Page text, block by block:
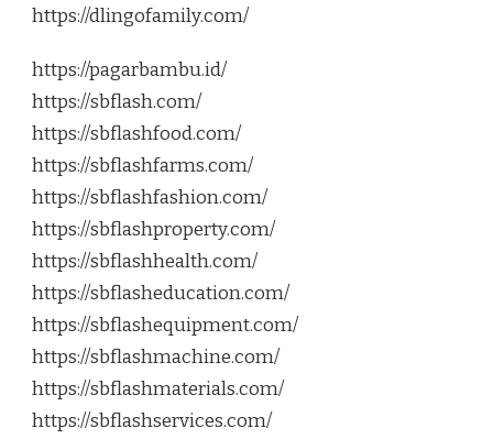
https://dlingofamily.com/
https://pagarbambu.id/
https://sbflash.com/
https://sbflashfood.com/
https://sbflashfarms.com/
https://sbflashfashion.com/
https://sbflashproperty.com/
https://sbflashhealth.com/
https://sbflasheducation.com/
https://sbflashequipment.com/
https://sbflashmachine.com/
https://sbflashmaterials.com/
https://sbflashservices.com/